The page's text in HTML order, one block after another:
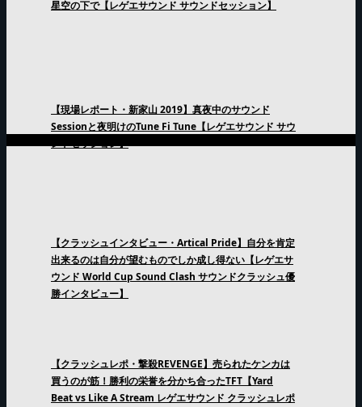
星空の下で【レゲエサウンド サウンドセッション】
【現場レポート・新家山 2019】真夜中のサウンド
Sessionと夜明けのTune Fi Tune【レゲエサウンド サウ
ンドセッション】
【クラッシュインタビュー・Artical Pride】自分を肯定
出来るのは自分が望むものでしか成し得ない【レゲエサ
ウンド World Cup Sound Clash サウンドクラッシュ優
勝インタビュー】
【クラッシュレポ・撃殺REVENGE】売られたケンカは
買うのが筋！勝利の栄誉を分かち合ったTFT【Yard
Beat vs Like A Stream レゲエサウンド クラッシュレポ